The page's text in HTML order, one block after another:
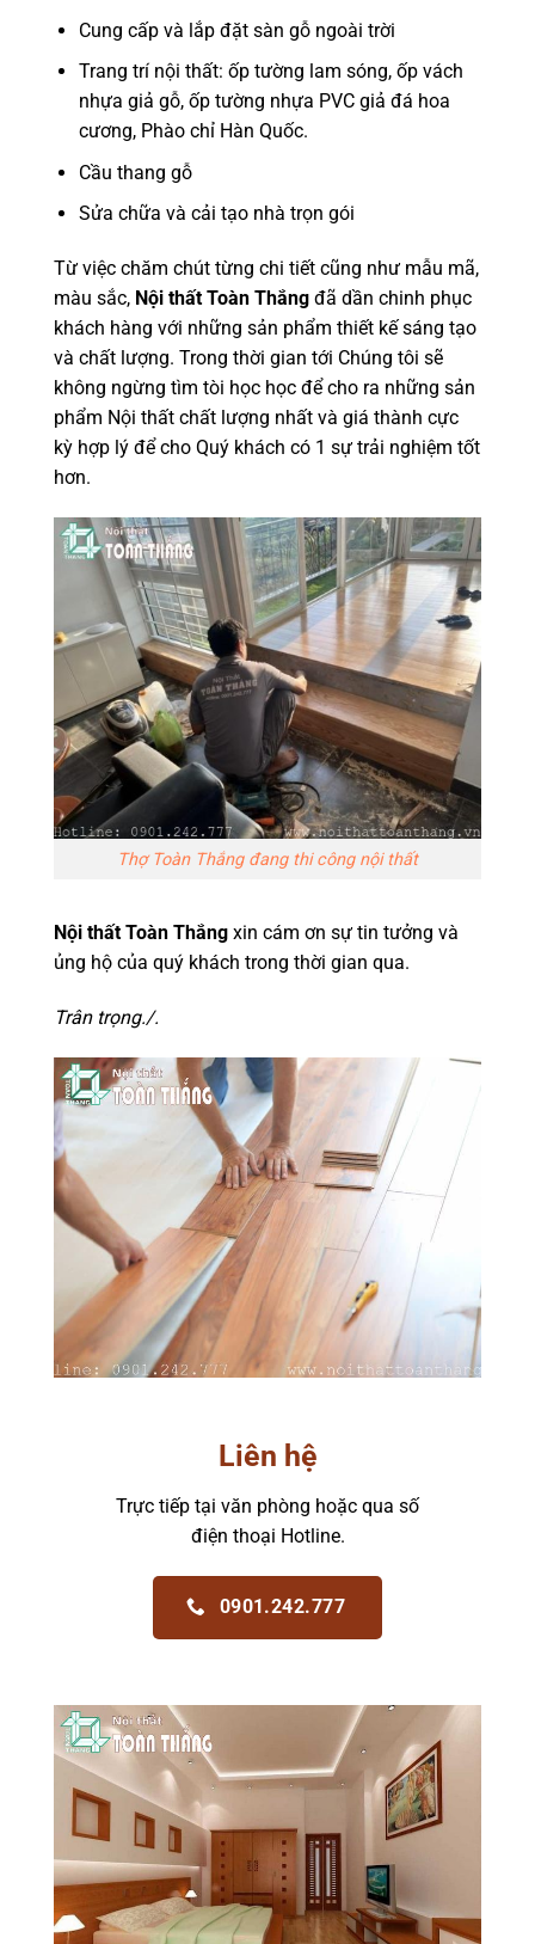
Cung cấp và lắp đặt sàn gỗ ngoài trời
Trang trí nội thất: ốp tường lam sóng, ốp vách
nhựa giả gỗ, ốp tường nhựa PVC giả đá hoa
cương, Phào chỉ Hàn Quốc.
Cầu thang gỗ
Sửa chữa và cải tạo nhà trọn gói
Từ việc chăm chút từng chi tiết cũng như mẫu mã,
màu sắc, Nội thất Toàn Thắng đã dần chinh phục
khách hàng với những sản phẩm thiết kế sáng tạo
và chất lượng. Trong thời gian tới Chúng tôi sẽ
không ngừng tìm tòi học học để cho ra những sản
phẩm Nội thất chất lượng nhất và giá thành cực
kỳ hợp lý để cho Quý khách có 1 sự trải nghiệm tốt
hơn.
Thợ Toàn Thắng đang thi công nội thất
Nội thất Toàn Thắng xin cám ơn sự tin tưởng và
ủng hộ của quý khách trong thời gian qua.
Trân trọng./.
Liên hệ
Trực tiếp tại văn phòng hoặc qua số
điện thoại Hotline.
0901.242.777